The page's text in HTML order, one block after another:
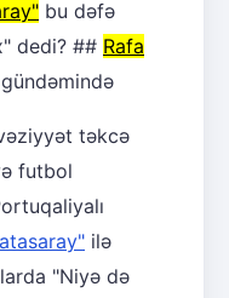
bu dəfə
dedi? ## Rafa
təkcə
futbol
ilə
"Niyə də